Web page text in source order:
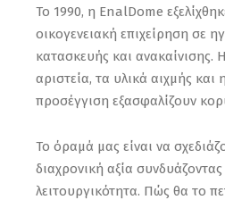
Το 1990, η EnalDome
οικογενειακή επιχείρηση σε
κατασκευής και ανακαίνισης.
αριστεία, τα υλικά αιχμής και
προσέγγιση εξασφαλίζουν
Το όραμά μας είναι να
διαχρονική αξία
λειτουργικότητα. Πώς θα το